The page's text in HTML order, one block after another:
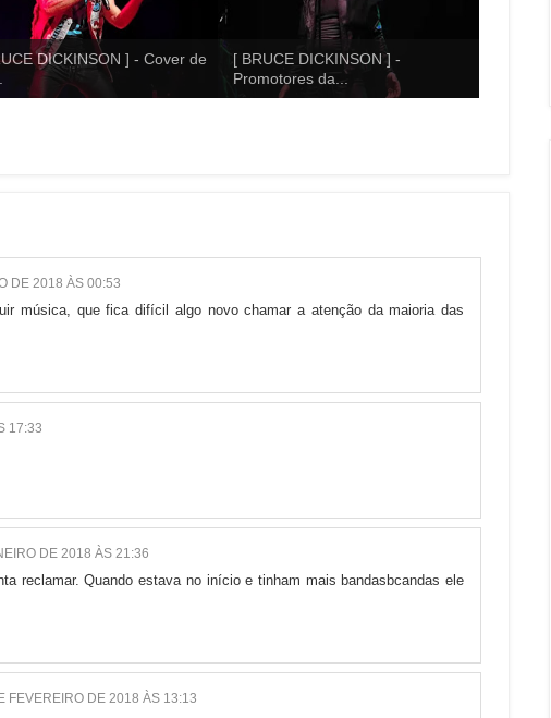
DICKINSON ] - Cover de
[ BRUCE DICKINSON ] -
Promotores da...
DE 2018 ÀS 00:53
música, que fica difícil algo novo chamar a atenção da maioria das
17:33
DE 2018 ÀS 21:36
reclamar. Quando estava no início e tinham mais bandasbcandas ele
FEVEREIRO DE 2018 ÀS 13:13